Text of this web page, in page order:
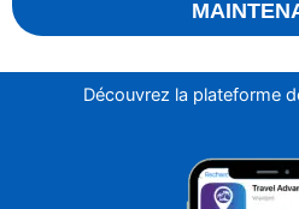
Découvrez la plateforme